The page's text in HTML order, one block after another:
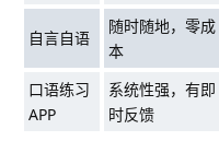
自言自语
随时随地，零成
本
口语练习
APP
系统性强，有即
时反馈